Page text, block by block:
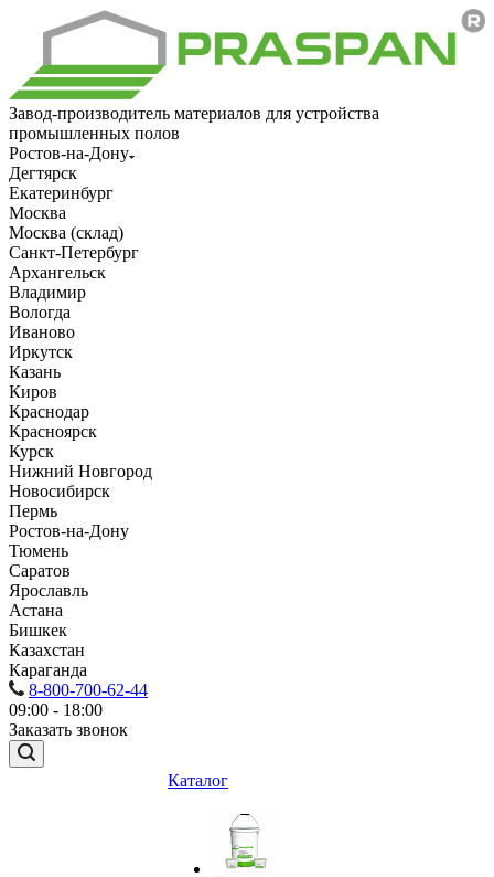
Завод-производитель материалов для устройства
промышленных полов
Ростов-на-Дону
Дегтярск
Екатеринбург
Москва
Москва (склад)
Санкт-Петербург
Архангельск
Владимир
Вологда
Иваново
Иркутск
Казань
Киров
Краснодар
Красноярск
Курск
Нижний Новгород
Новосибирск
Пермь
Ростов-на-Дону
Тюмень
Саратов
Ярославль
Астана
Бишкек
Казахстан
Караганда
8-800-700-62-44
09:00 - 18:00
Заказать звонок
Каталог